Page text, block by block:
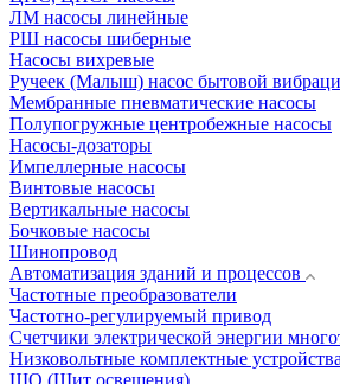
ЛМ насосы линейные
РШ насосы шиберные
Насосы вихревые
Ручеек (Малыш) насос бытовой
Мембранные пневматические насосы
Полупогружные центробежные насосы
Насосы-дозаторы
Импеллерные насосы
Винтовые насосы
Вертикальные насосы
Бочковые насосы
Шинопровод
Автоматизация зданий и процессов
Частотные преобразователи
Частотно-регулируемый привод
Счетчики электрической энергии
Низковольтные комплектные
ЩО (Щит освещения)